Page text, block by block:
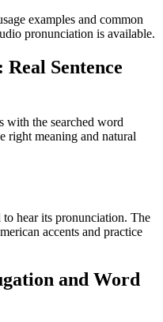
examples and common
pronunciation is available.
Sentence
with the searched word
meaning and natural
hear its pronunciation. The
accents and practice
and Word